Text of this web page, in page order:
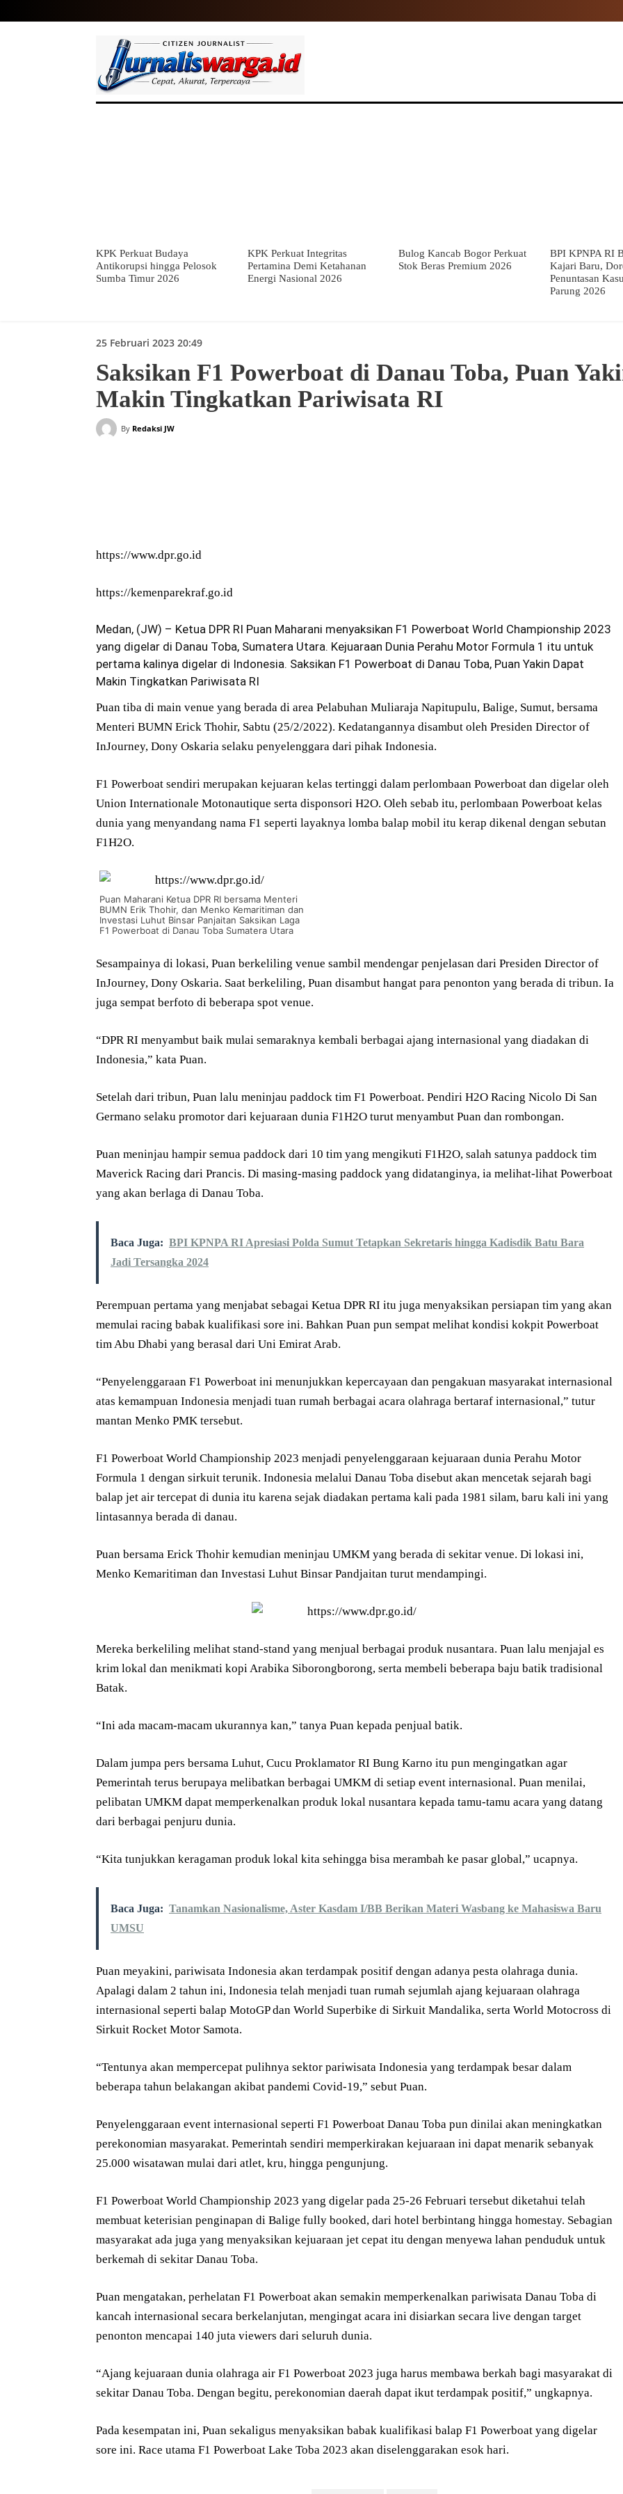
KPK Perkuat Budaya
Antikorupsi hingga Pelosok
Sumba Timur 2026
KPK Perkuat Integritas
Pertamina Demi Ketahanan
Energi Nasional 2026
Bulog Kancab Bogor Perkuat
Stok Beras Premium 2026
BPI KPNPA RI
Kajari Baru,
Penuntasan
Parung 2026
25 Februari 2023 20:49
Saksikan F1 Powerboat di Danau Toba, Puan
Makin Tingkatkan Pariwisata RI
By Redaksi JW
https://www.dpr.go.id
https://kemenparekraf.go.id
Medan, (JW) – Ketua DPR RI Puan Maharani menyaksikan F1 Powerboat World Championship 2023
yang digelar di Danau Toba, Sumatera Utara. Kejuaraan Dunia Perahu Motor Formula 1 itu untuk
pertama kalinya digelar di Indonesia. Saksikan F1 Powerboat di Danau Toba, Puan Yakin Dapat
Makin Tingkatkan Pariwisata RI
Puan tiba di main venue yang berada di area Pelabuhan Muliaraja Napitupulu, Balige, Sumut, bersama
Menteri BUMN Erick Thohir, Sabtu (25/2/2022). Kedatangannya disambut oleh Presiden Director of
InJourney, Dony Oskaria selaku penyelenggara dari pihak Indonesia.
F1 Powerboat sendiri merupakan kejuaran kelas tertinggi dalam perlombaan Powerboat dan digelar oleh
Union Internationale Motonautique serta disponsori H2O. Oleh sebab itu, perlombaan Powerboat kelas
dunia yang menyandang nama F1 seperti layaknya lomba balap mobil itu kerap dikenal dengan sebutan
F1H2O.
Puan Maharani Ketua DPR RI bersama Menteri
BUMN Erik Thohir, dan Menko Kemaritiman dan
Investasi Luhut Binsar Panjaitan Saksikan Laga
F1 Powerboat di Danau Toba Sumatera Utara
Sesampainya di lokasi, Puan berkeliling venue sambil mendengar penjelasan dari Presiden Director of
InJourney, Dony Oskaria. Saat berkeliling, Puan disambut hangat para penonton yang berada di tribun. Ia
juga sempat berfoto di beberapa spot venue.
“DPR RI menyambut baik mulai semaraknya kembali berbagai ajang internasional yang diadakan di
Indonesia,” kata Puan.
Setelah dari tribun, Puan lalu meninjau paddock tim F1 Powerboat. Pendiri H2O Racing Nicolo Di San
Germano selaku promotor dari kejuaraan dunia F1H2O turut menyambut Puan dan rombongan.
Puan meninjau hampir semua paddock dari 10 tim yang mengikuti F1H2O, salah satunya paddock tim
Maverick Racing dari Prancis. Di masing-masing paddock yang didatanginya, ia melihat-lihat Powerboat
yang akan berlaga di Danau Toba.
Baca Juga: BPI KPNPA RI Apresiasi Polda Sumut Tetapkan Sekretaris hingga Kadisdik Batu Bara
Jadi Tersangka 2024
Perempuan pertama yang menjabat sebagai Ketua DPR RI itu juga menyaksikan persiapan tim yang akan
memulai racing babak kualifikasi sore ini. Bahkan Puan pun sempat melihat kondisi kokpit Powerboat
tim Abu Dhabi yang berasal dari Uni Emirat Arab.
“Penyelenggaraan F1 Powerboat ini menunjukkan kepercayaan dan pengakuan masyarakat internasional
atas kemampuan Indonesia menjadi tuan rumah berbagai acara olahraga bertaraf internasional,” tutur
mantan Menko PMK tersebut.
F1 Powerboat World Championship 2023 menjadi penyelenggaraan kejuaraan dunia Perahu Motor
Formula 1 dengan sirkuit terunik. Indonesia melalui Danau Toba disebut akan mencetak sejarah bagi
balap jet air tercepat di dunia itu karena sejak diadakan pertama kali pada 1981 silam, baru kali ini yang
lintasannya berada di danau.
Puan bersama Erick Thohir kemudian meninjau UMKM yang berada di sekitar venue. Di lokasi ini,
Menko Kemaritiman dan Investasi Luhut Binsar Pandjaitan turut mendampingi.
Mereka berkeliling melihat stand-stand yang menjual berbagai produk nusantara. Puan lalu menjajal es
krim lokal dan menikmati kopi Arabika Siborongborong, serta membeli beberapa baju batik tradisional
Batak.
“Ini ada macam-macam ukurannya kan,” tanya Puan kepada penjual batik.
Dalam jumpa pers bersama Luhut, Cucu Proklamator RI Bung Karno itu pun mengingatkan agar
Pemerintah terus berupaya melibatkan berbagai UMKM di setiap event internasional. Puan menilai,
pelibatan UMKM dapat memperkenalkan produk lokal nusantara kepada tamu-tamu acara yang datang
dari berbagai penjuru dunia.
“Kita tunjukkan keragaman produk lokal kita sehingga bisa merambah ke pasar global,” ucapnya.
Baca Juga: Tanamkan Nasionalisme, Aster Kasdam I/BB Berikan Materi Wasbang ke Mahasiswa Baru
UMSU
Puan meyakini, pariwisata Indonesia akan terdampak positif dengan adanya pesta olahraga dunia.
Apalagi dalam 2 tahun ini, Indonesia telah menjadi tuan rumah sejumlah ajang kejuaraan olahraga
internasional seperti balap MotoGP dan World Superbike di Sirkuit Mandalika, serta World Motocross di
Sirkuit Rocket Motor Samota.
“Tentunya akan mempercepat pulihnya sektor pariwisata Indonesia yang terdampak besar dalam
beberapa tahun belakangan akibat pandemi Covid-19,” sebut Puan.
Penyelenggaraan event internasional seperti F1 Powerboat Danau Toba pun dinilai akan meningkatkan
perekonomian masyarakat. Pemerintah sendiri memperkirakan kejuaraan ini dapat menarik sebanyak
25.000 wisatawan mulai dari atlet, kru, hingga pengunjung.
F1 Powerboat World Championship 2023 yang digelar pada 25-26 Februari tersebut diketahui telah
membuat keterisian penginapan di Balige fully booked, dari hotel berbintang hingga homestay. Sebagian
masyarakat ada juga yang menyaksikan kejuaraan jet cepat itu dengan menyewa lahan penduduk untuk
berkemah di sekitar Danau Toba.
Puan mengatakan, perhelatan F1 Powerboat akan semakin memperkenalkan pariwisata Danau Toba di
kancah internasional secara berkelanjutan, mengingat acara ini disiarkan secara live dengan target
penonton mencapai 140 juta viewers dari seluruh dunia.
“Ajang kejuaraan dunia olahraga air F1 Powerboat 2023 juga harus membawa berkah bagi masyarakat di
sekitar Danau Toba. Dengan begitu, perekonomian daerah dapat ikut terdampak positif,” ungkapnya.
Pada kesempatan ini, Puan sekaligus menyaksikan babak kualifikasi balap F1 Powerboat yang digelar
sore ini. Race utama F1 Powerboat Lake Toba 2023 akan diselenggarakan esok hari.